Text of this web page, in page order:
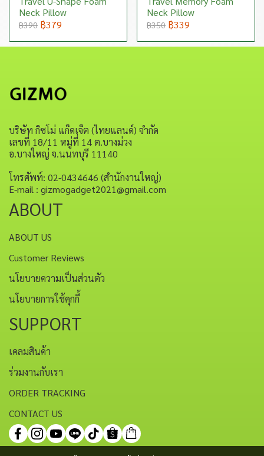
Neck Pillow
฿390 ฿379
Neck Pillow
฿350 ฿339
บริษัท กิซโม่ แก็ดเจ็ต (ไทยแลนด์) จำกัด
เลขที่ 18/11 หมู่ที่ 14 ต.บางม่วง
อ.บางใหญ่ จ.นนทบุรี 11140
โทรศัพท์: 02-0434646 (สำนักงานใหญ่)
E-mail : gizmogadget2021@gmail.com
ABOUT
ABOUT US
Customer Reviews
นโยบายความเป็นส่วนตัว
นโยบายการใช้คุกกี้
SUPPORT
เคลมสินค้า
ร่วมงานกับเรา
ORDER TRACKING
CONTACT US